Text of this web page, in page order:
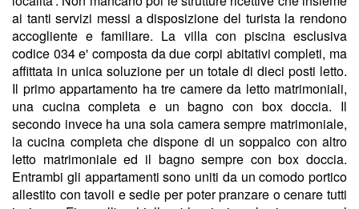
ai tanti servizi messi a disposizione del turista la rendono
accogliente e familiare. La villa con piscina esclusiva
codice 034 e' composta da due corpi abitativi completi, ma
affittata in unica soluzione per un totale di dieci posti letto.
Il primo appartamento ha tre camere da letto matrimoniali,
una cucina completa e un bagno con box doccia. Il
secondo invece ha una sola camera sempre matrimoniale,
la cucina completa che dispone di un soppalco con altro
letto matrimoniale ed il bagno sempre con box doccia.
Entrambi gli appartamenti sono uniti da un comodo portico
allestito con tavoli e sedie per poter pranzare o cenare tutti